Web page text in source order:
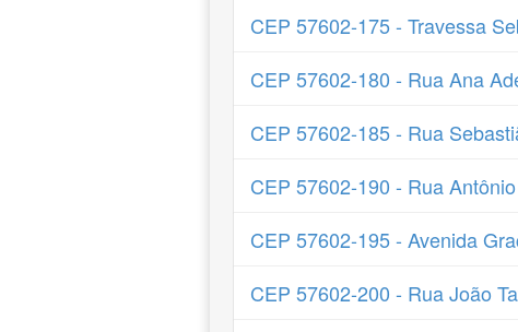
CEP 57602-175 - Travessa
CEP 57602-180 - Rua Ana
CEP 57602-185 - Rua
CEP 57602-190 - Rua
CEP 57602-195 - Avenida
CEP 57602-200 - Rua João